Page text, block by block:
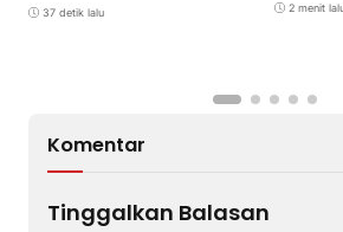
Perbatasan
37 detik lalu 2 menit
Komentar
Tinggalkan Balasan